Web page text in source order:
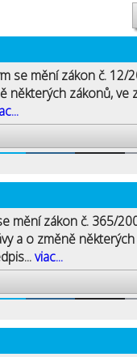
se mění zákon č. 12/
některých zákonů, ve
mění zákon č. 365/
a o změně některých
viac...